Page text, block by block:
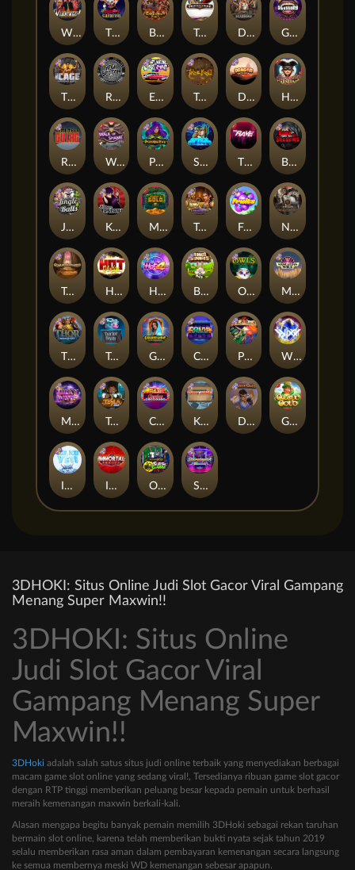
Nexus Tombstone RIP
Manhattan Goes Wild
Book Of Shadows
Rock Bottom
Tractor Beam
Casino Win Spin
The Cage
Hot Nudge
Space Donkey
Starstruck
Monkey's Gold xPays
Barbarian Fury
Poison Eve
Tomb of Nefertiti
Tomb of Akhenaten
Golden Genie And The Walking Wilds
Dragon Tribe
Immortal Fruits
Tesla Jolt Dungeon Quest
Coins of Fortune
Gluttony
WiXX
Outsourced: Slash Game
Fruits
Bonus Bunnies
Deadwood xNudge
Hot 4 Cash
Tombstone
Owls
Milky Ways Gaelic Gold
East Coast Vs West Coast
The Creepy Carnival
Whacked
Jingle Balls
Harlequin Carnival
Walk of Shame
Kitchen Drama: Sushi Mania
Pixies vs Pirates
Thor: Hammer Time
Ice Ice Yeti
Remember Gulag
Karen Maneater
True kult
The Rave
3DHOKI: Situs Online Judi Slot Gacor Viral Gampang
Menang Super Maxwin!!
3DHOKI: Situs Online
Judi Slot Gacor Viral
Gampang Menang Super
Maxwin!!
3DHoki adalah salah satus situs judi online terbaik yang menyediakan berbagai
macam game slot online yang sedang viral!, Tersedianya ribuan game slot gacor
dengan RTP tinggi memberikan peluang besar kepada pemain untuk berhasil
meraih kemenangan maxwin berkali-kali.
Alasan mengapa begitu banyak pemain memilih 3DHoki sebagai rekan taruhan
bermain slot online, karena telah memberikan bukti nyata sejak tahun 2019
selalu memberikan rasa aman dalam pembayaran kemenangan secara langsung
ke semua membernya meski WD kemenangan sebesar apapun.